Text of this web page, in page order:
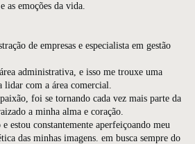
as emoções da vida.
de empresas e especialista em gestão
administrativa, e isso me trouxe uma
lidar com a área comercial.
foi se tornando cada vez mais parte da
a minha alma e coração.
estou constantemente aperfeiçoando meu
das minhas imagens. em busca sempre do